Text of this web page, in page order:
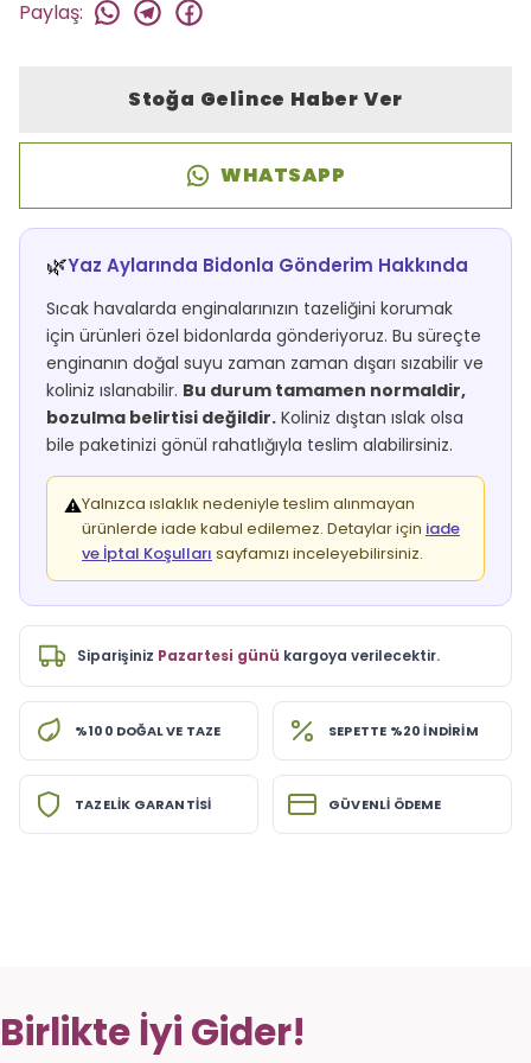
Paylaş:
Stoğa Gelince Haber Ver
WHATSAPP
🌿Yaz Aylarında Bidonla Gönderim Hakkında
Sıcak havalarda enginalarınızın tazeliğini korumak
için ürünleri özel bidonlarda gönderiyoruz. Bu süreçte
enginanın doğal suyu zaman zaman dışarı sızabilir ve
koliniz ıslanabilir. Bu durum tamamen normaldir,
bozulma belirtisi değildir. Koliniz dıştan ıslak olsa
bile paketinizi gönül rahatlığıyla teslim alabilirsiniz.
⚠️Yalnızca ıslaklık nedeniyle teslim alınmayan
ürünlerde iade kabul edilemez. Detaylar için iade
ve İptal Koşulları sayfamızı inceleyebilirsiniz.
Siparişiniz Pazartesi günü kargoya verilecektir.
%100 DOĞAL VE TAZE SEPETTE %20 İNDİRİM
TAZELİK GARANTİSİ GÜVENLİ ÖDEME
Birlikte İyi Gider!